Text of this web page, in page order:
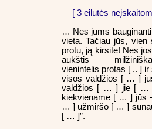
[ 3 eilutės
… Nes jums
vieta. Tačiau jūs, vien
protu, ją kirsite! Nes
aukštis –
vienintelis protas [ .. ]
visos valdžios [ … ]
valdžios [ … ] jie [ …
kiekviename [ … ] jūs
… ] užmiršo [ … ]
[ … ]”.